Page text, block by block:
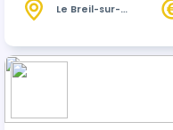
actuelles, les
construction d’une
Totalement modulable,
Le Breil-sur-